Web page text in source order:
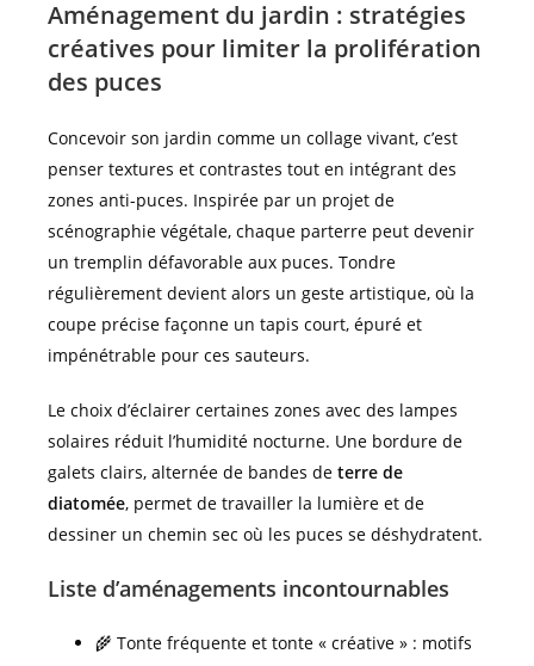
Aménagement du jardin : stratégies
créatives pour limiter la prolifération
des puces
Concevoir son jardin comme un collage vivant, c’est
penser textures et contrastes tout en intégrant des
zones anti-puces. Inspirée par un projet de
scénographie végétale, chaque parterre peut devenir
un tremplin défavorable aux puces. Tondre
régulièrement devient alors un geste artistique, où la
coupe précise façonne un tapis court, épuré et
impénétrable pour ces sauteurs.
Le choix d’éclairer certaines zones avec des lampes
solaires réduit l’humidité nocturne. Une bordure de
galets clairs, alternée de bandes de terre de
diatomée, permet de travailler la lumière et de
dessiner un chemin sec où les puces se déshydratent.
Liste d’aménagements incontournables
🌾 Tonte fréquente et tonte « créative » : motifs